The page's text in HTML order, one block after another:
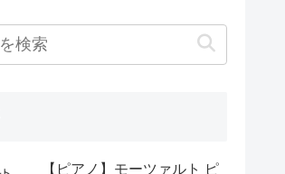
【ピアノ】モーツァルト ピ